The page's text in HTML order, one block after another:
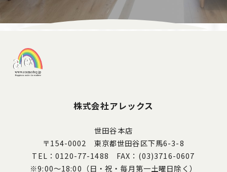
株式会社アレックス
世田谷本店
〒154-0002 東京都世田谷区下馬6-3-8
TEL：0120-77-1488 FAX：(03)3716-0607
※9:00～18:00（日・祝・毎月第一土曜日除く）